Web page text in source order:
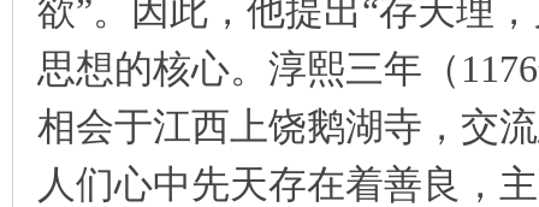
欲”。因此，他提出“存天理
思想的核心。淳熙三年（
相会于江西上饶鹅湖寺，交
人们心中先天存在着善良，